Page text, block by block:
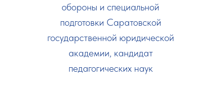
обороны и специальной
подготовки Саратовской
государственной юридической
академии, кандидат
педагогических наук